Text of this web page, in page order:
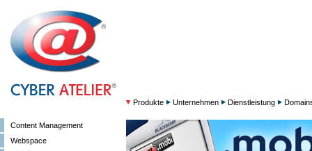
Content Management
Webspace
Produkte Unternehmen Dienstleistung